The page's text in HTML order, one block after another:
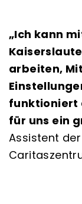
„Ich kann
arbeiten,
funktioniert
für uns ein
Assistent